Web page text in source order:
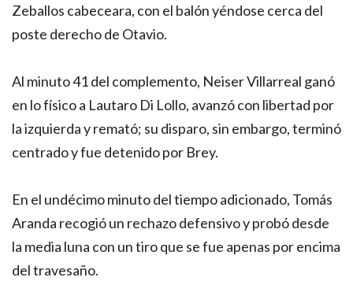
Zeballos cabeceara, con el balón yéndose cerca del
poste derecho de Otavio.
Al minuto 41 del complemento, Neiser Villarreal ganó
en lo físico a Lautaro Di Lollo, avanzó con libertad por
la izquierda y remató; su disparo, sin embargo, terminó
centrado y fue detenido por Brey.
En el undécimo minuto del tiempo adicionado, Tomás
Aranda recogió un rechazo defensivo y probó desde
la media luna con un tiro que se fue apenas por encima
del travesaño.